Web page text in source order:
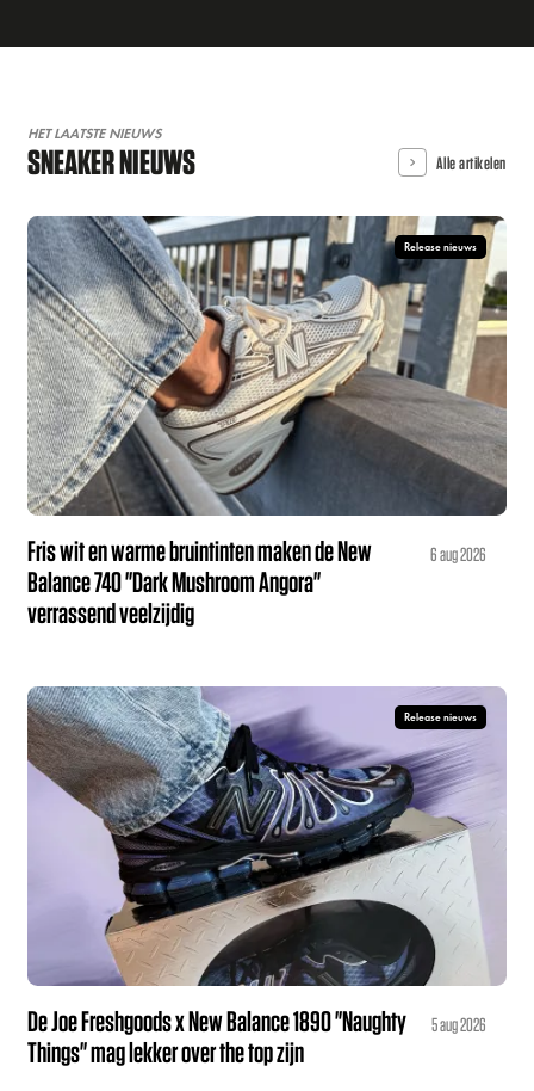
HET LAATSTE NIEUWS
SNEAKER NIEUWS Alle artikelen
Release nieuws
Fris wit en warme bruintinten maken de New
Balance 740 "Dark Mushroom Angora"
verrassend veelzijdig
6 aug 2026
Release nieuws
De Joe Freshgoods x New Balance 1890 "Naughty
Things" mag lekker over the top zijn
5 aug 2026